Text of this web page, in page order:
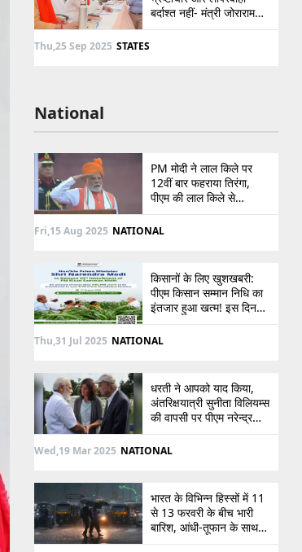
बर्दाश्त नहीं- मंत्री जोराराम
कुमावत ने शहरी सेवा शिविर में
Thu,25 Sep 2025 STATES
National
PM मोदी ने लाल किले पर
12वीं बार फहराया तिरंगा,
पीएम की लाल किले से
पाकिस्तान को सीधी
ललकार, प्रधानमंत्री ने 103
Fri,15 Aug 2025 NATIONAL
किसानों के लिए खुशखबरी:
पीएम किसान सम्मान निधि का
इंतजार हुआ खत्म! इस दिन
खाते में आएंगे 2,000 रुपये,
देखें
Thu,31 Jul 2025 NATIONAL
धरती ने आपको याद किया,
अंतरिक्षयात्री सुनीता विलियम्स
की वापसी पर पीएम नरेन्द्र
मोदी की पोस्ट
Wed,19 Mar 2025 NATIONAL
भारत के विभिन्न हिस्सों में 11
से 13 फरवरी के बीच भारी
बारिश, आंधी-तूफान के साथ
बर्फबारी का अलर्ट